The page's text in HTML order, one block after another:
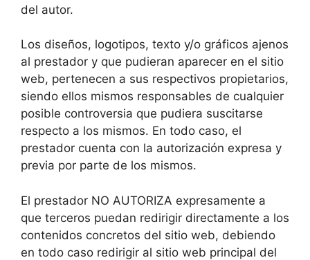
del autor.
Los diseños, logotipos, texto y/o gráficos ajenos
al prestador y que pudieran aparecer en el sitio
web, pertenecen a sus respectivos propietarios,
siendo ellos mismos responsables de cualquier
posible controversia que pudiera suscitarse
respecto a los mismos. En todo caso, el
prestador cuenta con la autorización expresa y
previa por parte de los mismos.
El prestador NO AUTORIZA expresamente a
que terceros puedan redirigir directamente a los
contenidos concretos del sitio web, debiendo
en todo caso redirigir al sitio web principal del